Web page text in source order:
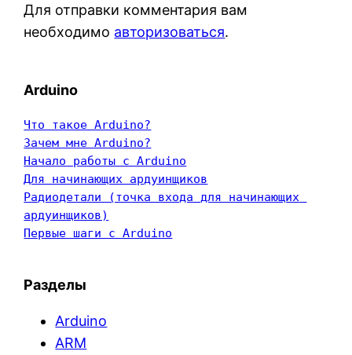
Для отправки комментария вам
необходимо авторизоваться.
Arduino
Что такое Arduino?
Зачем мне Arduino?
Начало работы с Arduino
Для начинающих ардуинщиков
Радиодетали (точка входа для начинающих
ардуинщиков)
Первые шаги с Arduino
Разделы
Arduino
ARM